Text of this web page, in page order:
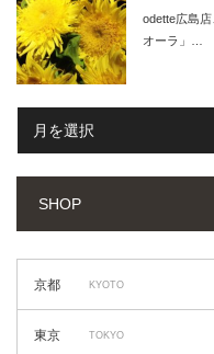
odette広島
オーラ」…
SHOP
京都 KYOTO
東京 TOKYO